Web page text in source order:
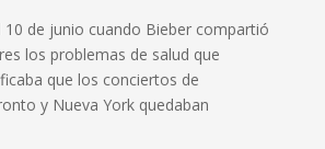
10 de junio cuando Bieber compartió
los problemas de salud que
que los conciertos de
y Nueva York quedaban